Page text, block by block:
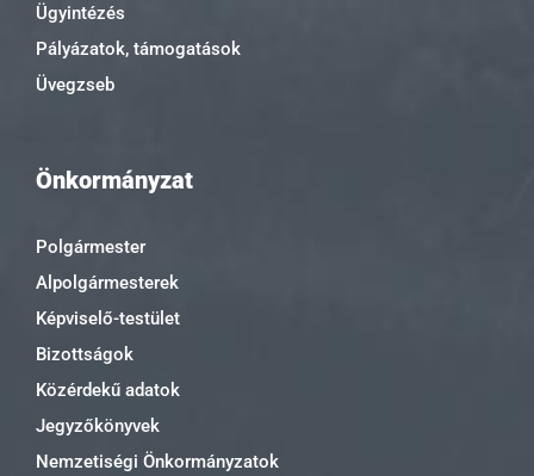
Ügyintézés
Pályázatok, támogatások
Üvegzseb
Önkormányzat
Polgármester
Alpolgármesterek
Képviselő-testület
Bizottságok
Közérdekű adatok
Jegyzőkönyvek
Nemzetiségi Önkormányzatok